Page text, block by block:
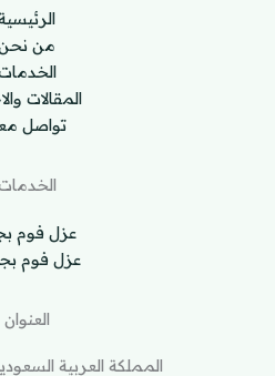
من
المقالات
تواصل
عزل فوم
عزل فوم
العنوان
المملكة العربية